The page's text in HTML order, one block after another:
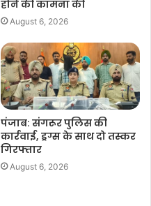
होने की कामना की
August 6, 2026
पंजाब: संगरूर पुलिस की
कार्रवाई, ड्रग्स के साथ दो तस्कर
गिरफ्तार
August 6, 2026